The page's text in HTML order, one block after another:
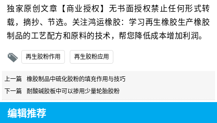
独家原创文章【商业授权】无书面授权禁止任何形式转
载，摘抄、节选。关注鸿运橡胶：学习再生橡胶生产橡胶
制品的工艺配方和原料的技术，帮您降低成本增加利润。
再生胶粉作用 再生胶粉应用
上一篇
橡胶制品中硫化胶粉的填充作用与技巧
下一篇
耐酸碱胶板中可以掺用少量轮胎胶粉
编辑推荐